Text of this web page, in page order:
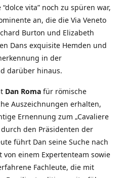
vita” noch zu spüren war,
an, die die Via Veneto
Burton und Elizabeth
Dans exquisite Hemden und
in der
darüber hinaus.
Dan Roma für römische
Auszeichnungen erhalten,
Ernennung zum „Cavaliere
den Präsidenten der
führt Dan seine Suche nach
einem Expertenteam sowie
Fachleute, die mit